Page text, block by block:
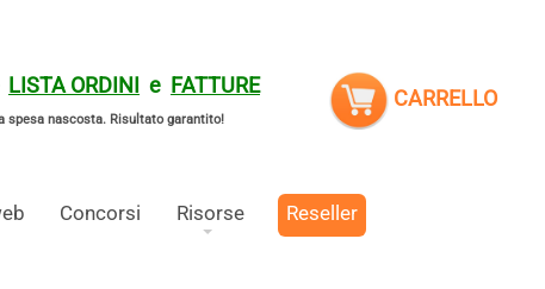
LISTA ORDINI e FATTURE
spesa nascosta. Risultato garantito!
CARRELLO
Concorsi Risorse
Reseller